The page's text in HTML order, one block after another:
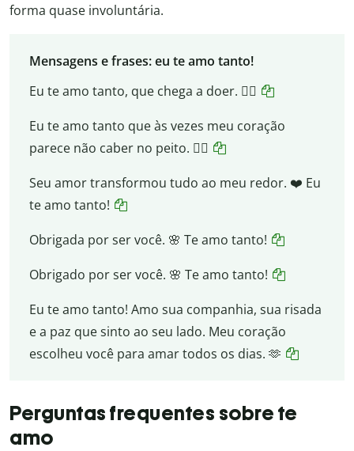
forma quase involuntária.
Mensagens e frases: eu te amo tanto!
Eu te amo tanto, que chega a doer. ❤️‍🔥
Eu te amo tanto que às vezes meu coração
parece não caber no peito. ❤️‍🔥
Seu amor transformou tudo ao meu redor. ❤️ Eu
te amo tanto!
Obrigada por ser você. 🌸 Te amo tanto!
Obrigado por ser você. 🌸 Te amo tanto!
Eu te amo tanto! Amo sua companhia, sua risada
e a paz que sinto ao seu lado. Meu coração
escolheu você para amar todos os dias. 🫶
Perguntas frequentes sobre te
amo